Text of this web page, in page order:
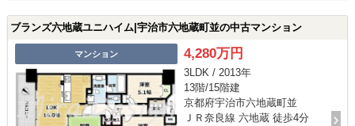
ブランズ六地蔵ユニハイム|宇治市六地蔵町並の中古マンション
マンション 4,280万円
3LDK / 2013年
13階/15階建
京都府宇治市六地蔵町並
ＪＲ奈良線 六地蔵 徒歩4分